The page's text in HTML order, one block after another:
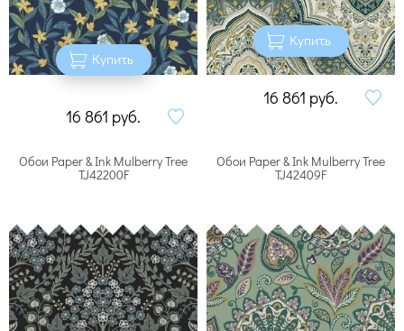
Купить
16 861 руб.
Купить
16 861 руб.
Обои Paper & Ink Mulberry Tree
TJ42200F
Обои Paper & Ink Mulberry Tree
TJ42409F